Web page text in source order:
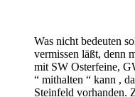
Was nicht bedeuten
vermissen läßt, denn
mit SW Osterfeine,
“ mithalten “ kann ,
Steinfeld vorhanden.